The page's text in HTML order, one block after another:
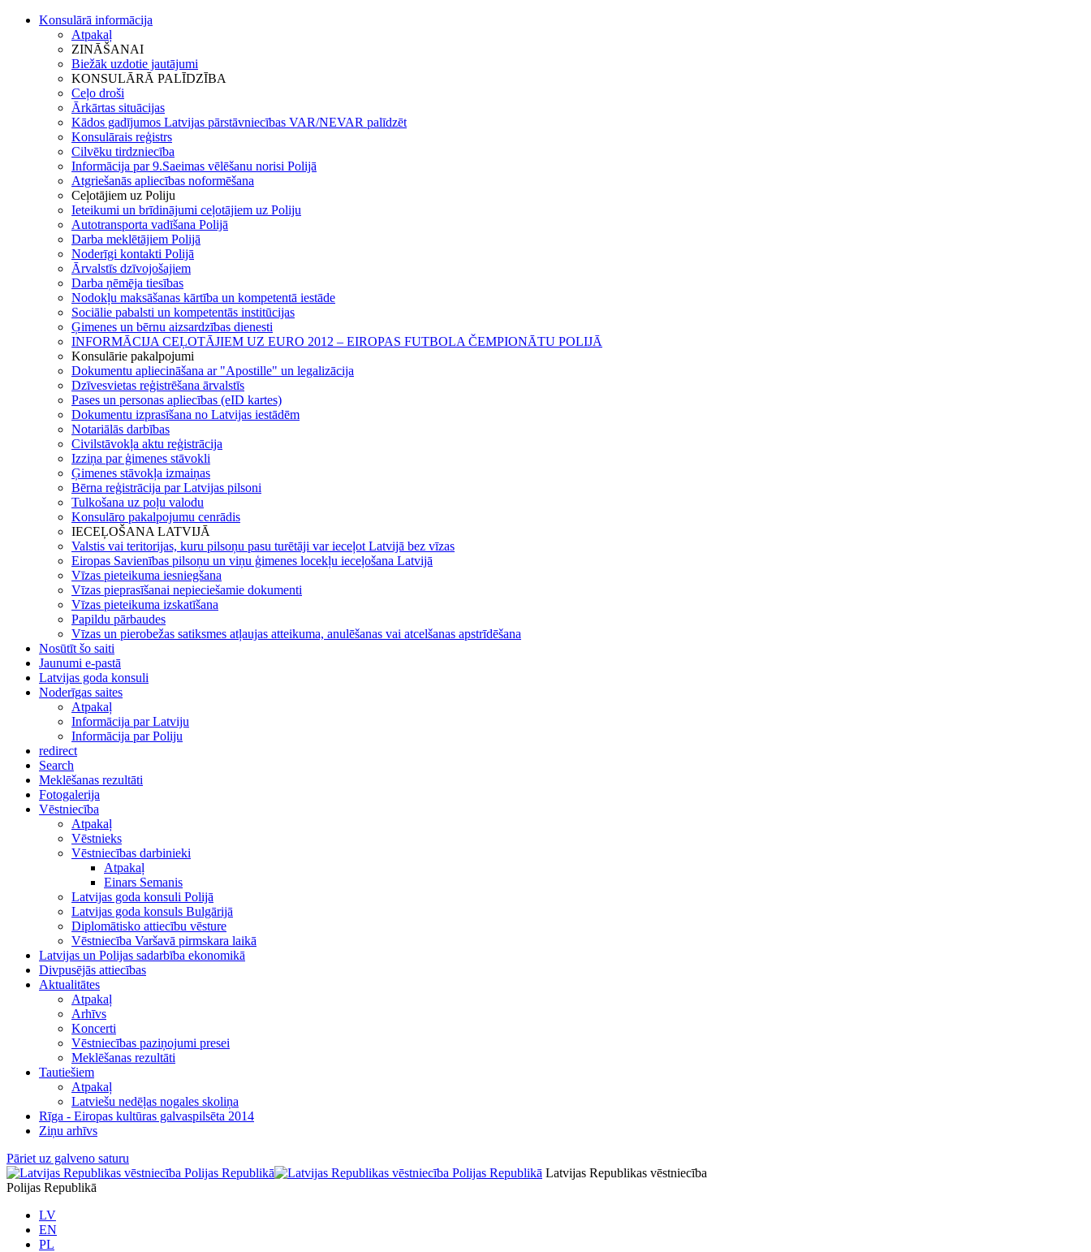
Konsulārā informācija
Atpakaļ
ZINĀŠANAI
Biežāk uzdotie jautājumi
KONSULĀRĀ PALĪDZĪBA
Ceļo droši
Ārkārtas situācijas
Kādos gadījumos Latvijas pārstāvniecības VAR/NEVAR palīdzēt
Konsulārais reģistrs
Cilvēku tirdzniecība
Informācija par 9.Saeimas vēlēšanu norisi Polijā
Atgriešanās apliecības noformēšana
Ceļotājiem uz Poliju
Ieteikumi un brīdinājumi ceļotājiem uz Poliju
Autotransporta vadīšana Polijā
Darba meklētājiem Polijā
Noderīgi kontakti Polijā
Ārvalstīs dzīvojošajiem
Darba ņēmēja tiesības
Nodokļu maksāšanas kārtība un kompetentā iestāde
Sociālie pabalsti un kompetentās institūcijas
Ģimenes un bērnu aizsardzības dienesti
INFORMĀCIJA CEĻOTĀJIEM UZ EURO 2012 – EIROPAS FUTBOLA ČEMPIONĀTU POLIJĀ
Konsulārie pakalpojumi
Dokumentu apliecināšana ar "Apostille" un legalizācija
Dzīvesvietas reģistrēšana ārvalstīs
Pases un personas apliecības (eID kartes)
Dokumentu izprasīšana no Latvijas iestādēm
Notariālās darbības
Civilstāvokļa aktu reģistrācija
Izziņa par ģimenes stāvokli
Ģimenes stāvokļa izmaiņas
Bērna reģistrācija par Latvijas pilsoni
Tulkošana uz poļu valodu
Konsulāro pakalpojumu cenrādis
IECEĻOŠANA LATVIJĀ
Valstis vai teritorijas, kuru pilsoņu pasu turētāji var ieceļot Latvijā bez vīzas
Eiropas Savienības pilsoņu un viņu ģimenes locekļu ieceļošana Latvijā
Vīzas pieteikuma iesniegšana
Vīzas pieprasīšanai nepieciešamie dokumenti
Vīzas pieteikuma izskatīšana
Papildu pārbaudes
Vīzas un pierobežas satiksmes atļaujas atteikuma, anulēšanas vai atcelšanas apstrīdēšana
Nosūtīt šo saiti
Jaunumi e-pastā
Latvijas goda konsuli
Noderīgas saites
Atpakaļ
Informācija par Latviju
Informācija par Poliju
redirect
Search
Meklēšanas rezultāti
Fotogalerija
Vēstniecība
Atpakaļ
Vēstnieks
Vēstniecības darbinieki
Atpakaļ
Einars Semanis
Latvijas goda konsuli Polijā
Latvijas goda konsuls Bulgārijā
Diplomātisko attiecību vēsture
Vēstniecība Varšavā pirmskara laikā
Latvijas un Polijas sadarbība ekonomikā
Divpusējās attiecības
Aktualitātes
Atpakaļ
Arhīvs
Koncerti
Vēstniecības paziņojumi presei
Meklēšanas rezultāti
Tautiešiem
Atpakaļ
Latviešu nedēļas nogales skoliņa
Rīga - Eiropas kultūras galvaspilsēta 2014
Ziņu arhīvs
Pāriet uz galveno saturu
Latvijas Republikas vēstniecība
Polijas Republikā
LV
EN
PL